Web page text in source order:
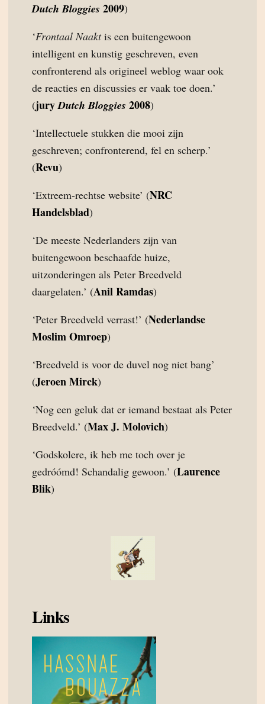
Dutch Bloggies 2009)
‘Frontaal Naaktis een buitengewoon
intelligent en kunstig geschreven, even
confronterend als origineel weblog waar ook
de reacties en discussies er vaak toe doen.’
(juryDutch Bloggies 2008)
‘Intellectuele stukken die mooi zijn
geschreven; confronterend, fel en scherp.’
(Revu)
‘Extreem-rechtse website’ (NRC
Handelsblad)
‘De meeste Nederlanders zijn van
buitengewoon beschaafde huize,
uitzonderingen als Peter Breedveld
daargelaten.’ (Anil Ramdas)
‘Peter Breedveld verrast!’ (Nederlandse
Moslim Omroep)
‘Breedveld is voor de duvel nog niet bang’
(Jeroen Mirck)
‘Nog een geluk dat er iemand bestaat als Peter
Breedveld.’ (Max J. Molovich)
‘Godskolere, ik heb me toch over je
gedróómd! Schandalig gewoon.’ (Laurence
Blik)
Links